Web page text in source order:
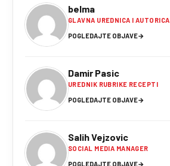
belma
GLAVNA UREDNICA I AUTORICA
POGLEDAJTE OBJAVE→
Damir Pasic
UREDNIK RUBRIKE RECEPTI
POGLEDAJTE OBJAVE→
Salih Vejzovic
SOCIAL MEDIA MANAGER
POGLEDAJTE OBJAVE→